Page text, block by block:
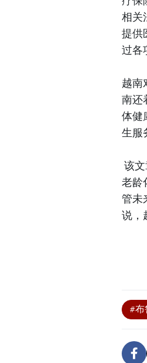
相关
提供
过各
越南
南还
体健
生服
该
老龄
管未
说，
#布